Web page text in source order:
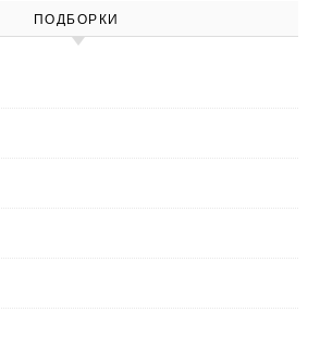
ПОДБОРКИ